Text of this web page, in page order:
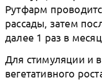
Рутфарм
рассады, затем
далее 1 раз в
Для стимуляции и
вегетативного